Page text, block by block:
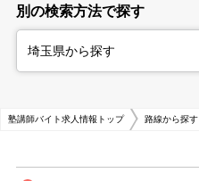
別の検索方法で探す
埼玉県から探す
塾講師バイト求人情報トップ 路線から探す